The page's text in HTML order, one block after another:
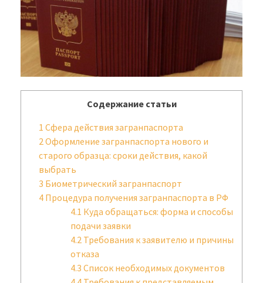
Содержание статьи
1 Сфера действия загранпаспорта
2Оформление загранпаспорта нового и
старого образца: сроки действия, какой
выбрать
3 Биометрический загранпаспорт
4 Процедура получения загранпаспорта в РФ
4.1 Куда обращаться: форма и способы
подачи заявки
4.2 Требования к заявителю и причины
отказа
4.3 Список необходимых документов